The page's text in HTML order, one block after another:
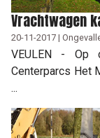
Vrachtwagen
20-11-2017 |
VEULEN - Op
Centerparcs Het
...